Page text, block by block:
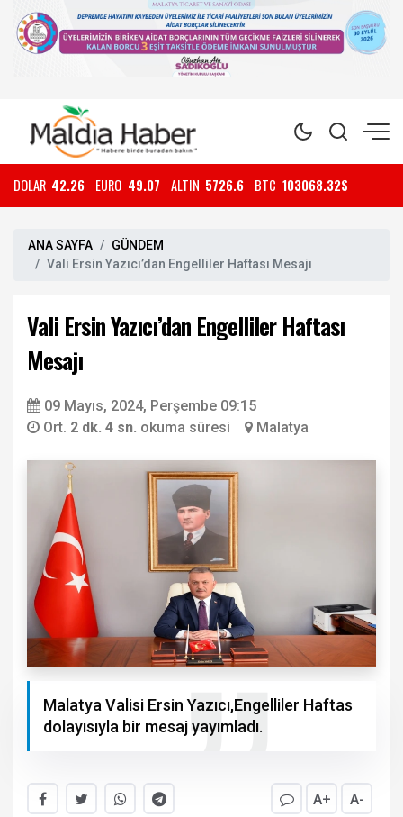
DOLAR 42.26 EURO 49.07 ALTIN 5726.6 BTC 103068.32$
ANA SAYFA
GÜNDEM
Vali Ersin Yazıcı’dan Engelliler Haftası Mesajı
Vali Ersin Yazıcı’dan Engelliler Haftası
Mesajı
09 Mayıs, 2024, Perşembe 09:15
Ort. 2 dk. 4 sn. okuma süresi Malatya
Malatya Valisi Ersin Yazıcı,Engelliler Haftas
dolayısıyla bir mesaj yayımladı.
A+ A-